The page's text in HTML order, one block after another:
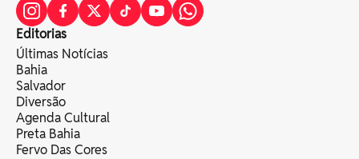
Editorias
Últimas Notícias
Bahia
Salvador
Diversão
Agenda Cultural
Preta Bahia
Fervo Das Cores